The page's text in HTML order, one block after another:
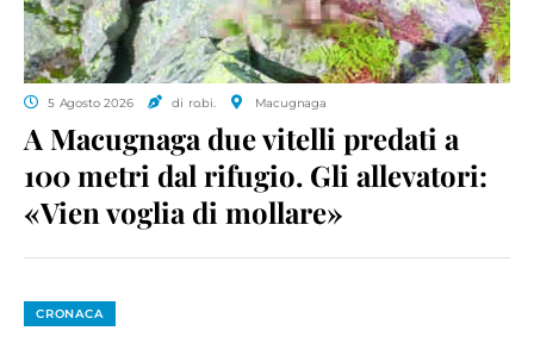
5 Agosto 2026 di ro.bi. Macugnaga
A Macugnaga due vitelli predati a
100 metri dal rifugio. Gli allevatori:
«Vien voglia di mollare»
CRONACA